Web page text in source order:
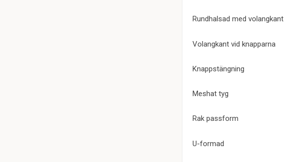
Rundhalsad med volangkant
Volangkant vid knapparna
Knappstängning
Meshat tyg
Rak passform
U-formad